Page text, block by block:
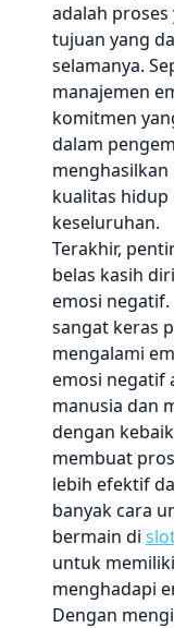
adalah
tujuan yang
selamanya.
manajemen
komitmen
dalam
kualitas hidup
keseluruhan.
Terakhir,
belas kasih
emosi negatif.
sangat keras
mengalami
emosi negatif
manusia dan
dengan
membuat
lebih efektif
banyak cara
bermain di
untuk
menghadapi
Dengan